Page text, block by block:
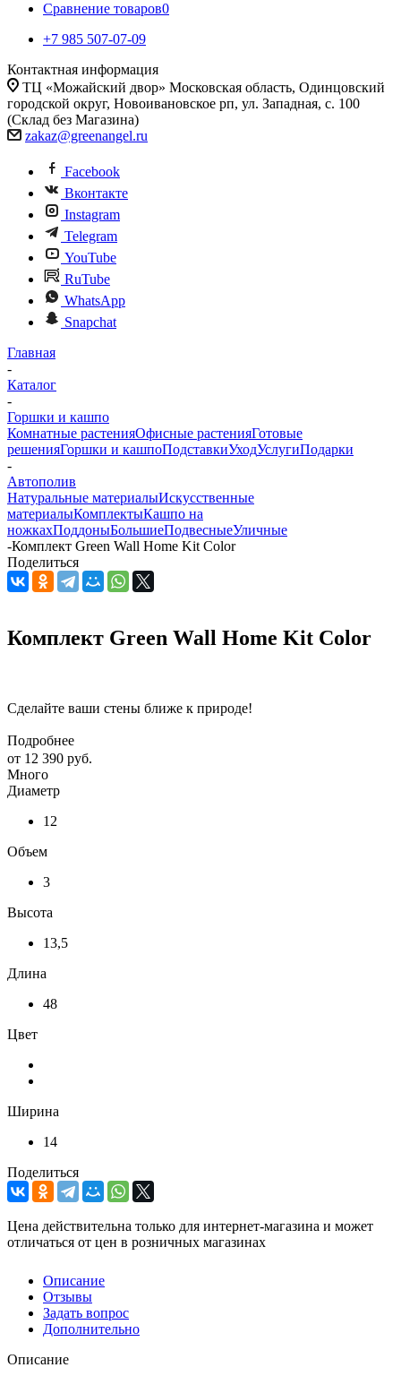
Сравнение товаров0
+7 985 507-07-09
Контактная информация
ТЦ «Можайский двор» Московская область, Одинцовский
городской округ, Новоивановское рп, ул. Западная, с. 100
(Склад без Магазина)
zakaz@greenangel.ru
Facebook
Вконтакте
Instagram
Telegram
YouTube
RuTube
WhatsApp
Snapchat
Главная
-
Каталог
-
Горшки и кашпо
Комнатные растенияОфисные растенияГотовые
решенияГоршки и кашпоПодставкиУходУслугиПодарки
-
Автополив
Натуральные материалыИскусственные
материалыКомплектыКашпо на
ножкахПоддоныБольшиеПодвесныеУличные
-Комплект Green Wall Home Kit Color
Поделиться
Комплект Green Wall Home Kit Color
Сделайте ваши стены ближе к природе!
Подробнее
от 12 390 руб.
Много
Диаметр
12
Объем
3
Высота
13,5
Длина
48
Цвет
Ширина
14
Поделиться
Цена действительна только для интернет-магазина и может
отличаться от цен в розничных магазинах
Описание
Отзывы
Задать вопрос
Дополнительно
Описание